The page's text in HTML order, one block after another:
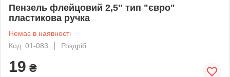
Пензель флейцовий 2,5" тип "євро"
пластикова ручка
Немає в наявності
Код: 01-083
Роздріб
19 ₴